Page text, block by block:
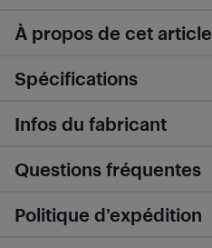
À propos de cet article
Spécifications
Infos du fabricant
Questions fréquentes
Politique d’expédition